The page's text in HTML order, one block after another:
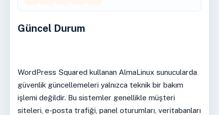
Güncel Durum
WordPress Squared kullanan AlmaLinux sunucularda
güvenlik güncellemeleri yalnızca teknik bir bakım
işlemi değildir. Bu sistemler genellikle müşteri
siteleri, e-posta trafiği, panel oturumları, veritabanları